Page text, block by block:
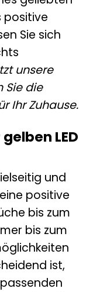
positive
Sie sich
unsere
Sie die
Ihr Zuhause.
LED
und
positive
bis zum
bis zum
ist,